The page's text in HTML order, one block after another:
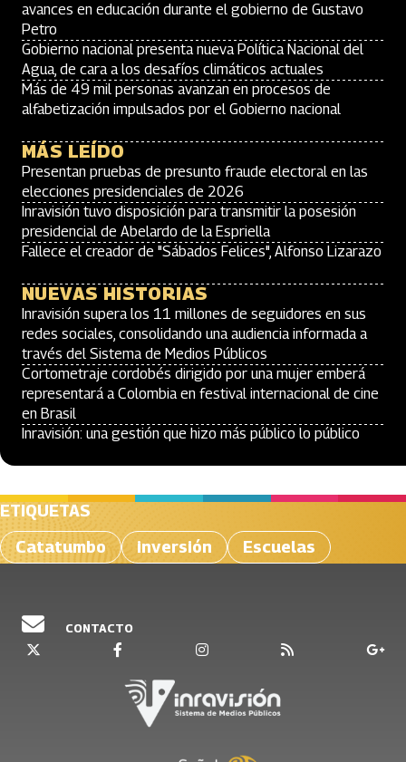
avances en educación durante el gobierno de Gustavo
Petro
Gobierno nacional presenta nueva Política Nacional del
Agua, de cara a los desafíos climáticos actuales
Más de 49 mil personas avanzan en procesos de
alfabetización impulsados por el Gobierno nacional
MÁS LEÍDO
Presentan pruebas de presunto fraude electoral en las
elecciones presidenciales de 2026
Inravisión tuvo disposición para transmitir la posesión
presidencial de Abelardo de la Espriella
Fallece el creador de "Sábados Felices", Alfonso Lizarazo
NUEVAS HISTORIAS
Inravisión supera los 11 millones de seguidores en sus
redes sociales, consolidando una audiencia informada a
través del Sistema de Medios Públicos
Cortometraje cordobés dirigido por una mujer emberá
representará a Colombia en festival internacional de cine
en Brasil
Inravisión: una gestión que hizo más público lo público
ETIQUETAS
Catatumbo
inversión Escuelas
CONTACTO